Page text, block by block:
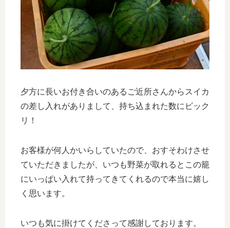
夕方に長いお付き合いのあるご近所さんからスイカ
の差し入れがありまして、持ち込まれた数にビック
リ！
お客様が何人かいらしていたので、おすそわけさせ
ていただきましたが、いつも野菜が取れるとこの籠
にいっぱい入れて持ってきてくれるので本当に嬉し
く思います。
いつも気に掛けてくださって感謝しております。